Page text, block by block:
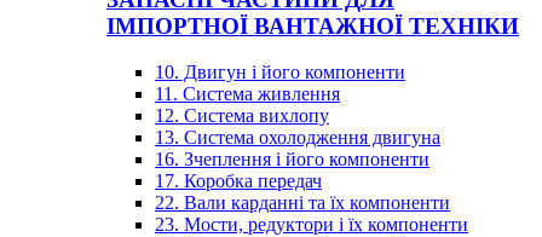
ІМПОРТНОЇ ВАНТАЖНОЇ ТЕХНІКИ
10. Двигун і його компоненти
11. Система живлення
12. Система вихлопу
13. Система охолодження двигуна
16. Зчеплення і його компоненти
17. Коробка передач
22. Вали карданні та їх компоненти
23. Мости, редуктори і їх компоненти